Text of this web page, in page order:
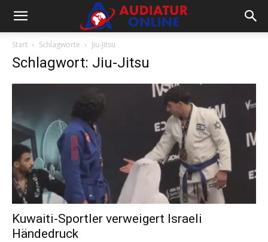
Start Schlagworte Jiu-Jitsu
Schlagwort: Jiu-Jitsu
Kuwaiti-Sportler verweigert Israeli
Händedruck